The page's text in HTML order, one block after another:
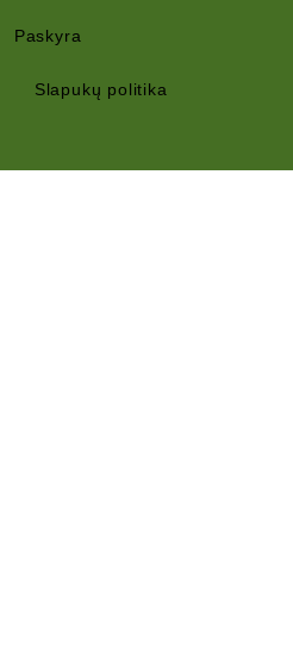
Paskyra
Slapukų politika